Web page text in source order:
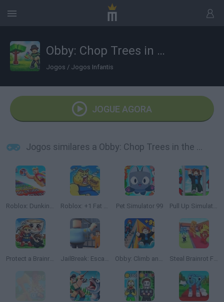
Obby: Chop Trees in the Forest
Jogos / Jogos Infantis
JOGUE AGORA
Jogos similares a Obby: Chop Trees in the Forest
Roblox: Dunking Race Roblox: +1 Fat Every Second 🍔 Pet Simulator 99 Pull Up Simulator
Protect a Brainrot JailBreak: Escape from Prison Obby: Climb and Slide Steal Brainrot From Bosses